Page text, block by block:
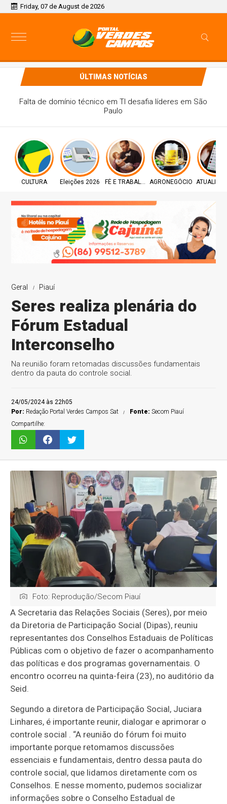
Friday, 07 de August de 2026
ÚLTIMAS NOTÍCIAS
Falta de domínio técnico em TI desafia líderes em São
Paulo
CULTURA Eleições 2026 FÉ E TRABALHOAGRONEGÓCIO
Geral Piauí
Seres realiza plenária do
Fórum Estadual
Interconselho
Na reunião foram retomadas discussões fundamentais
dentro da pauta do controle social.
24/05/2024 às 22h05
Por: Redação Portal Verdes Campos Sat Fonte:Secom Piauí
Compartilhe:
Foto: Reprodução/Secom Piauí
A Secretaria das Relações Sociais (Seres), por meio
da Diretoria de Participação Social (Dipas), reuniu
representantes dos Conselhos Estaduais de Políticas
Públicas com o objetivo de fazer o acompanhamento
das políticas e dos programas governamentais. O
encontro ocorreu na quinta-feira (23), no auditório da
Seid.
Segundo a diretora de Participação Social, Juciara
Linhares, é importante reunir, dialogar e aprimorar o
controle social . “A reunião do fórum foi muito
importante porque retomamos discussões
essenciais e fundamentais, dentro dessa pauta do
controle social, que lidamos diretamente com os
Conselhos. E nesse momento, pudemos socializar
informações sobre o Conselho Estadual de